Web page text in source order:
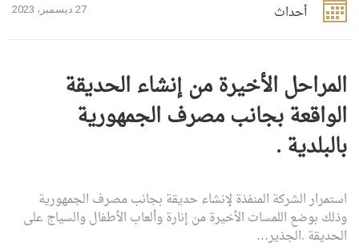
أحداث 27 ديسمبر، 2023
المراحل الأخيرة من إنشاء الحديقة
الواقعة بجانب مصرف الجمهورية
بالبلدية .
استمرار الشركة المنفذة لإنشاء حديقة بجانب مصرف الجمهورية
وذلك بوضع اللمسات الأخيرة من إنارة وألعاب الأطفال والسياج على
الحديقة .الجذير…